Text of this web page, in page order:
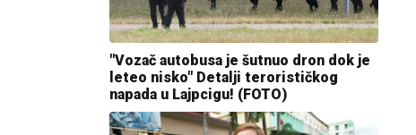
"Vozač autobusa je šutnuo dron dok je
leteo nisko" Detalji terorističkog
napada u Lajpcigu! (FOTO)